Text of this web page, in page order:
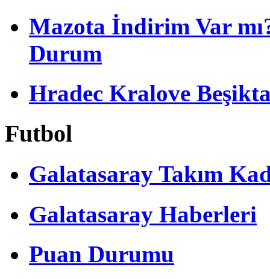
Mazota İndirim Var
Durum
Hradec Kralove
Futbol
Galatasaray Takım
Galatasaray Haberleri
Puan Durumu